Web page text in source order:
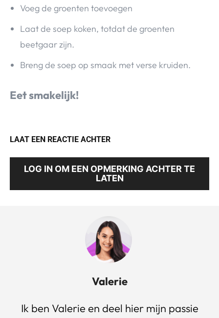
Voeg de groenten toevoegen
Laat de soep koken, totdat de groenten
beetgaar zijn.
Breng de soep op smaak met verse kruiden.
Eet smakelijk!
LAAT EEN REACTIE ACHTER
LOG IN OM EEN OPMERKING ACHTER TE
LATEN
Valerie
Ik ben Valerie en deel hier mijn passie